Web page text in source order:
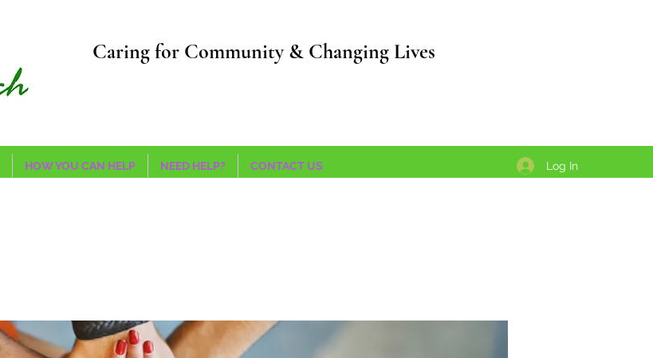
Caring for Community & Changing Lives
HOW YOU CAN HELP NEED HELP? CONTACT US Log In